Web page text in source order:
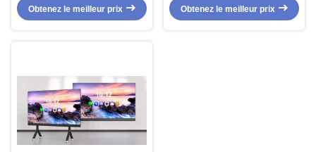
affichage LED Auditorium d'usine
personnalisé
Obtenez le meilleur prix
taille de panneau 640*480mm
Obtenez le meilleur prix